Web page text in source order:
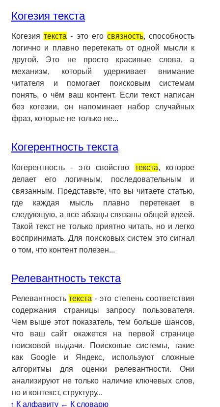
Когезия текста
Когезиятекста - это его связность, способность
логично и плавно перетекать от одной мысли к
другой. Это не просто красивые слова, а
механизм, который удерживает внимание
читателя и помогает поисковым системам
понять, о чём ваш контент. Если текст написан
без когезии, он напоминает набор случайных
фраз, которые не только не...
Когерентность текста
Когерентность - это свойство текста, которое
делает его логичным, последовательным и
связанным. Представьте, что вы читаете статью,
где каждая мысль плавно перетекает в
следующую, а все абзацы связаны общей идеей.
Такой текст не только приятно читать, но и легко
воспринимать. Для поисковых систем это сигнал
о том, что контент полезен...
Релевантность текста
Релевантностьтекста - это степень соответствия
содержания страницы запросу пользователя.
Чем выше этот показатель, тем больше шансов,
что ваш сайт окажется на первой странице
поисковой выдачи. Поисковые системы, такие
как Google и Яндекс, используют сложные
алгоритмы для оценки релевантности. Они
анализируют не только наличие ключевых слов,
но и контекст, структуру...
↑ К алфавиту ← К словарю